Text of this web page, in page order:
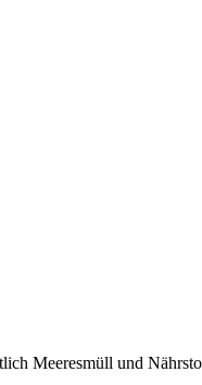
Meeresmüll und